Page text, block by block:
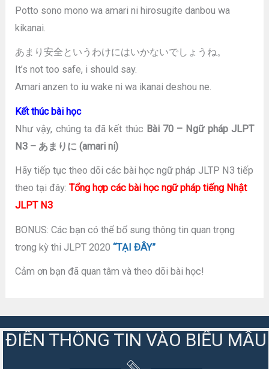
Potto sono mono wa amari ni hirosugite danbou wa
kikanai.
あまり安全というわけにはいかないでしょうね。
It’s not too safe, i should say.
Amari anzen to iu wake ni wa ikanai deshou ne.
Kết thúc bài học
Như vậy, chúng ta đã kết thúc Bài 70 – Ngữ pháp JLPT
N3 – あまりに (amari ni)
Hãy tiếp tục theo dõi các bài học ngữ pháp JLTP N3 tiếp
theo tại đây:Tổng hợp các bài học ngữ pháp tiếng Nhật
JLPT N3
BONUS: Các bạn có thể bổ sung thông tin quan trọng
trong kỳ thi JLPT 2020“TẠI ĐÂY”
Cảm ơn bạn đã quan tâm và theo dõi bài học!
ĐIỀN THÔNG TIN VÀO BIỂU MẪU